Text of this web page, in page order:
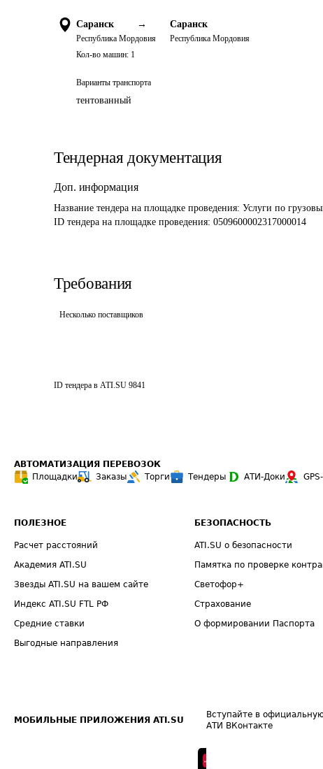
Саранск →
Республика Мордовия
Саранск
Республика Мордовия
Кол-во машин: 1
Варианты транспорта
тентованный
Тендерная документация
Доп. информация
Название тендера на площадке проведения: Услуги по
ID тендера на площадке проведения: 0509600002317000014
Требования
Несколько поставщиков
ID тендера в ATI.SU 9841
АВТОМАТИЗАЦИЯ ПЕРЕВОЗОК
Площадки
Заказы Торги Тендеры АТИ-Доки
ПОЛЕЗНОЕ
Расчет расстояний
Академия ATI.SU
Звезды ATI.SU на вашем сайте
Индекс ATI.SU FTL РФ
Средние ставки
Выгодные направления
БЕЗОПАСНОСТЬ
ATI.SU о безопасности
Памятка по проверке
Светофор+
Страхование
О формировании Паспорта
МОБИЛЬНЫЕ ПРИЛОЖЕНИЯ ATI.SU
Вступайте в
АТИ ВКонтакте